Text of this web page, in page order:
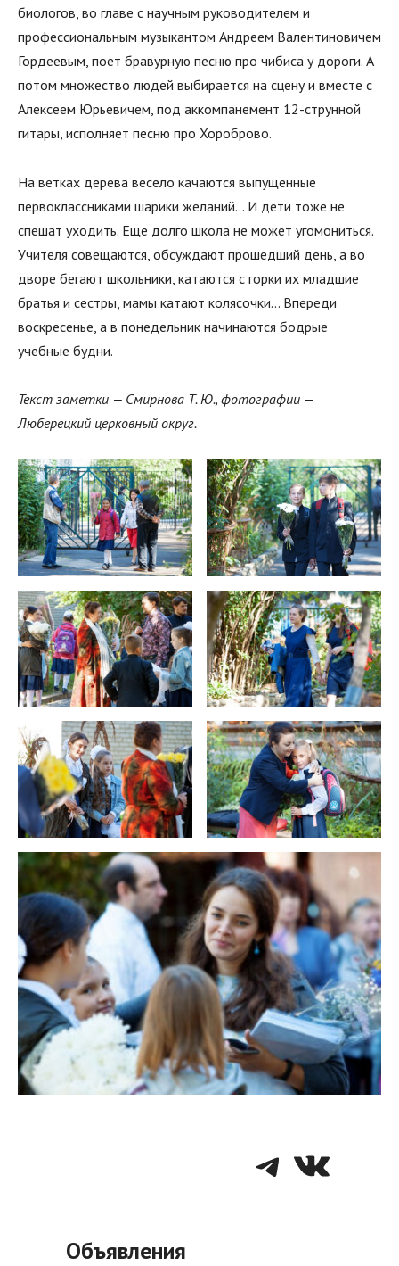
биологов, во главе с научным руководителем и
профессиональным музыкантом Андреем Валентиновичем
Гордеевым, поет бравурную песню про чибиса у дороги. А
потом множество людей выбирается на сцену и вместе с
Алексеем Юрьевичем, под аккомпанемент 12-струнной
гитары, исполняет песню про Хороброво.
На ветках дерева весело качаются выпущенные
первоклассниками шарики желаний… И дети тоже не
спешат уходить. Еще долго школа не может угомониться.
Учителя совещаются, обсуждают прошедший день, а во
дворе бегают школьники, катаются с горки их младшие
братья и сестры, мамы катают колясочки… Впереди
воскресенье, а в понедельник начинаются бодрые
учебные будни.
Текст заметки — Смирнова Т. Ю., фотографии —
Люберецкий церковный округ.
VK
Объявления